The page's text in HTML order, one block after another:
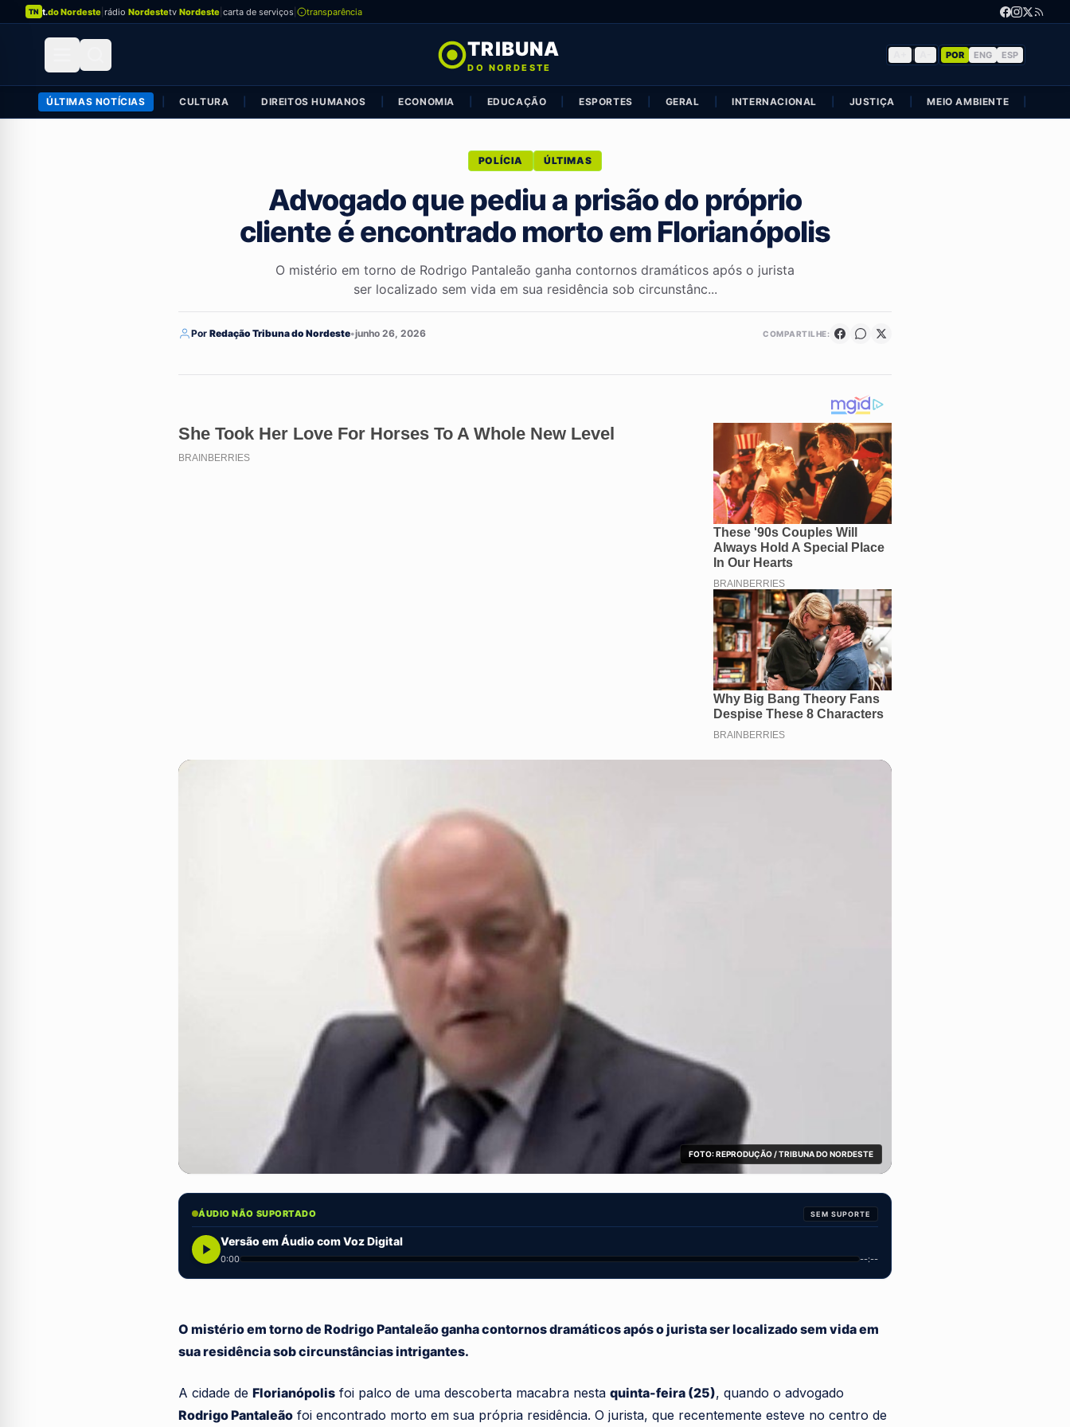
TN t.do Nordeste rádio Nordestetv Nordeste carta de serviços transparência
TRIBUNA
DO NORDESTE
POR ENG ESP
ÚLTIMAS NOTÍCIAS CULTURA DIREITOS HUMANOS ECONOMIA EDUCAÇÃO ESPORTES GERAL INTERNACIONAL JUSTIÇA MEIO AMBIENTE
POLÍCIA ÚLTIMAS
Advogado que pediu a prisão do próprio
cliente é encontrado morto em Florianópolis
O mistério em torno de Rodrigo Pantaleão ganha contornos dramáticos após o jurista
ser localizado sem vida em sua residência sob circunstânc...
Por Redação Tribuna do Nordeste•junho 26, 2026 COMPARTILHE:
FOTO: REPRODUÇÃO / TRIBUNA DO NORDESTE
ÁUDIO NÃO SUPORTADO SEM SUPORTE
Versão em Áudio com Voz Digital
0:00 --:--
O mistério em torno de Rodrigo Pantaleão ganha contornos dramáticos após o jurista ser localizado sem vida em
sua residência sob circunstâncias intrigantes.
A cidade de Florianópolis foi palco de uma descoberta macabra nesta quinta-feira (25), quando o advogado
Rodrigo Pantaleão foi encontrado morto em sua própria residência. O jurista, que recentemente esteve no centro de